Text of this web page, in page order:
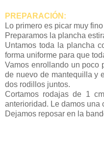
PREPARACIÓN:
Lo primero es picar muy
Preparamos la plancha
Untamos toda la plancha
forma uniforme para que
Vamos enrollando un poco
de nuevo de mantequilla y
dos rodillos juntos.
Cortamos rodajas de 1
anterioridad. Le damos una
Dejamos reposar en la